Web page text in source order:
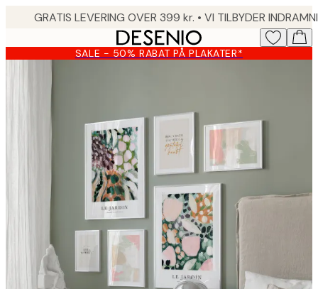
content.
SALE - 50% RABAT PÅ PLAKATER*